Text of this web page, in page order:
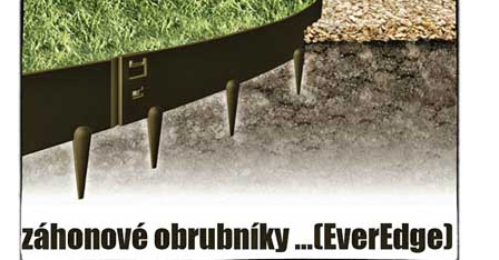
Hrob vojáků Rudé armády na hřbitově v
Račicích
Hrob Jiřího Dovhomilji na hřbitově v
Hrob Antonína Medáčka na hřbitově v
Račicích
na hřbitově v Dobříni